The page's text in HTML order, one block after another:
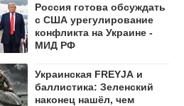
Россия готова обсуждать
с США урегулирование
конфликта на Украине -
МИД РФ
Украинская FREYJA и
баллистика: Зеленский
наконец нашёл, чем